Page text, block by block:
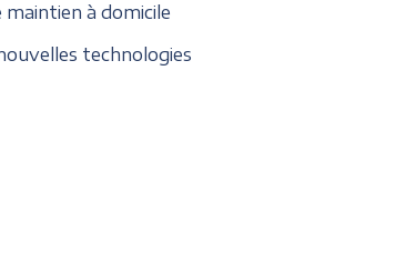
à domicile
technologies